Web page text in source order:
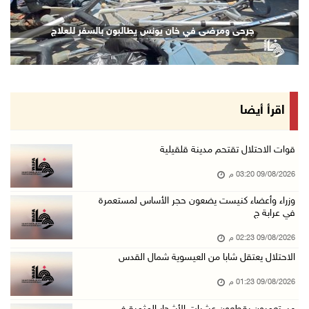
فضيتان وبرونزية لفلسطين في ثاني أيام بطولة ال ...
09/آب/2026 01:56 م
سلطات الاحتلال تقر باستشهاد الأسير ايهاب ديا ...
تحذيرات من الفيضانات مع اتجاه الإعصار "دولفين ...
الاحتلال يعتقل شابا من العيسوية شمال القدس
09/آب/2026 01:23 م
09/آب/2026 01:13 م
إجلاء طبي عبر معبر رفح شمل 78 شخصا
09/آب/2026 01:06 م
مستعمرون يقتحمون المسجد الأقصى
جرحى ومرضى في خان يونس يطالبون بالسفر للعلاج
اقرأ أيضا
قوات الاحتلال تقتحم مدينة قلقيلية
09/08/2026 03:20 م
وزراء وأعضاء كنيست يضعون حجر الأساس لمستعمرة
في عرابة ج
09/08/2026 02:23 م
الاحتلال يعتقل شابا من العيسوية شمال القدس
09/08/2026 01:23 م